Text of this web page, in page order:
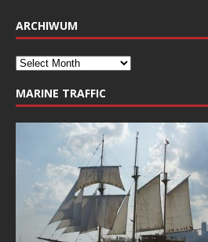
ARCHIWUM
MARINE TRAFFIC